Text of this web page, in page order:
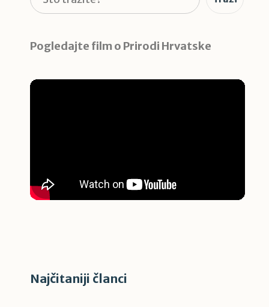
Pogledajte film o Prirodi Hrvatske
Najčitaniji članci